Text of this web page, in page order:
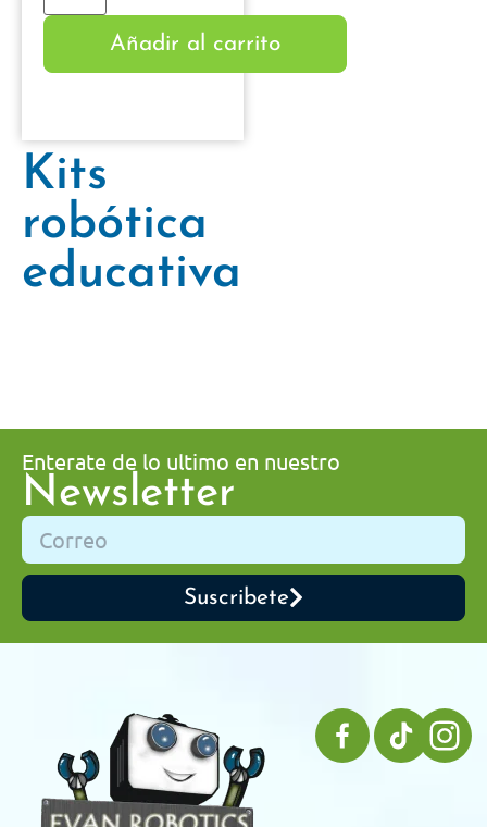
Kits
robótica
educativa
Añadir al carrito
Enterate de lo ultimo en nuestro
Newsletter
Suscribete